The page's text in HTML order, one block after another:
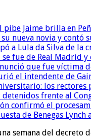
pibe Jaime brilla en
nueva novia y contó
a Lula da Silva de
se fue de Real
que fue víctima
el intendente de
los
detenidos frente al
confirmó el
de Benegas
semana del decreto